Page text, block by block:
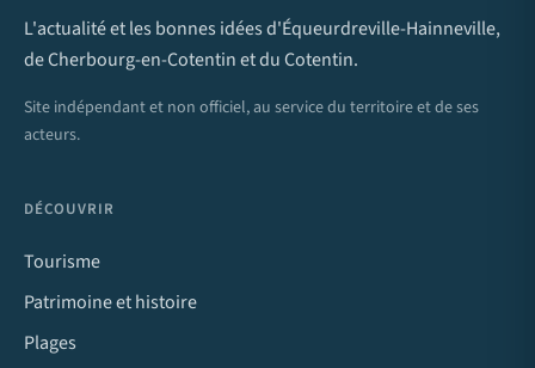
L'actualité et les bonnes idées d'Équeurdreville-Hainneville,
de Cherbourg-en-Cotentin et du Cotentin.
Site indépendant et non officiel, au service du territoire et de ses
acteurs.
DÉCOUVRIR
Tourisme
Patrimoine et histoire
Plages